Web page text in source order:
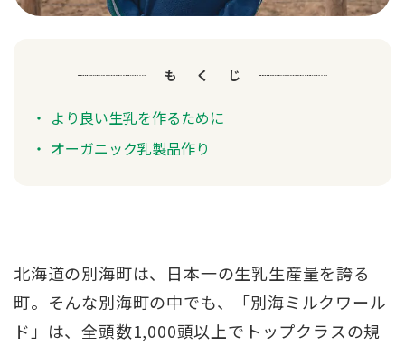
もくじ
より良い生乳を作るために
オーガニック乳製品作り
北海道の別海町は、日本一の生乳生産量を誇る
町。そんな別海町の中でも、「別海ミルクワール
ド」は、全頭数1,000頭以上でトップクラスの規